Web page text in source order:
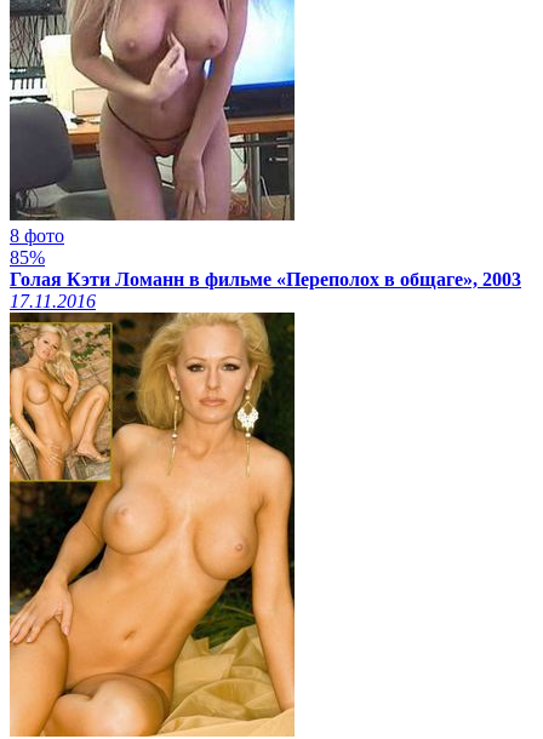
8 фото
85%
Голая Кэти Ломанн в фильме «Переполох в общаге», 2003
17.11.2016